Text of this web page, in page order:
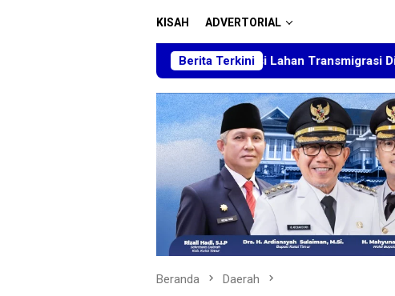
KISAH ADVERTORIAL
Berita Terkini
BT Minta Dakwaan Korupsi Lahan Transmigrasi Ditolak, Sebut
Beranda Daerah